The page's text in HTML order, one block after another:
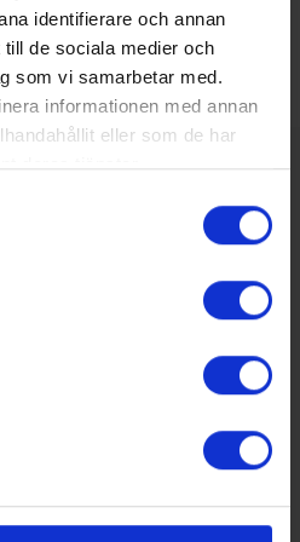
identifierare och annan
de sociala medier och
som vi samarbetar med.
informationen med annan
eller som de har
deras tjänster.